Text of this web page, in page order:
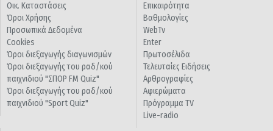
Οικ. Καταστάσεις
Όροι Χρήσης
Προσωπικά Δεδομένα
Cookies
Όροι διεξαγωγής διαγωνισμών
Όροι διεξαγωγής του ραδ/κού
παιχνιδιού "ΣΠΟΡ FM Quiz"
Όροι διεξαγωγής του ραδ/κού
παιχνιδιού "Sport Quiz"
Επικαιρότητα
Βαθμολογίες
WebTv
Enter
Πρωτοσέλιδα
Τελευταίες Ειδήσεις
Αρθρογραφίες
Αφιερώματα
Πρόγραμμα TV
Live-radio